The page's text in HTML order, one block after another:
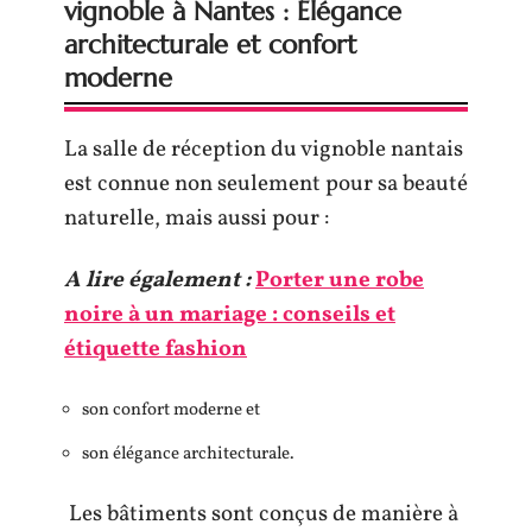
vignoble à Nantes : Élégance
architecturale et confort
moderne
La salle de réception du vignoble nantais
est connue non seulement pour sa beauté
naturelle, mais aussi pour :
A lire également :Porter une robe
noire à un mariage : conseils et
étiquette fashion
son confort moderne et
son élégance architecturale.
Les bâtiments sont conçus de manière à